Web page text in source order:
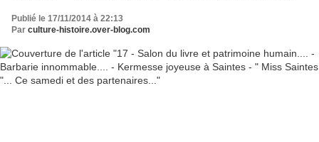
partenaires...
Publié le 17/11/2014 à 22:13
Par culture-histoire.over-blog.com